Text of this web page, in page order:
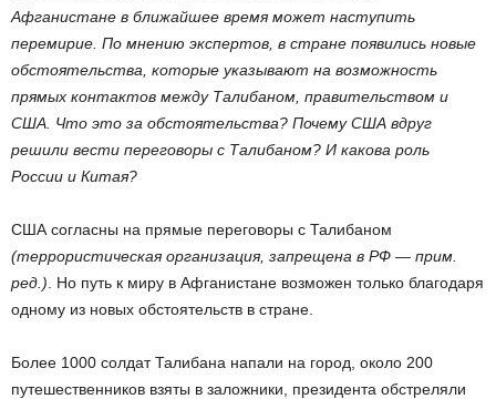
Афганистане в ближайшее время может наступить
перемирие. По мнению экспертов, в стране появились новые
обстоятельства, которые указывают на возможность
прямых контактов между Талибаном, правительством и
США. Что это за обстоятельства? Почему США вдруг
решили вести переговоры с Талибаном? И какова роль
России и Китая?
США согласны на прямые переговоры с Талибаном
(террористическая организация, запрещена в РФ — прим.
ред.) . Но путь к миру в Афганистане возможен только благодаря
одному из новых обстоятельств в стране.
Более 1000 солдат Талибана напали на город, около 200
путешественников взяты в заложники, президента обстреляли